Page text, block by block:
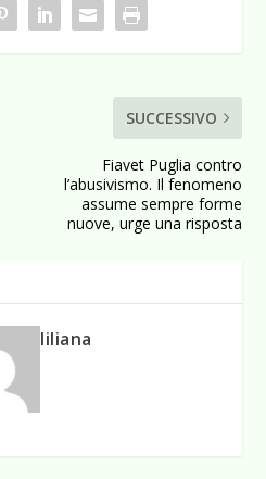
SUCCESSIVO
Fiavet Puglia contro
l’abusivismo. Il fenomeno
assume sempre forme
nuove, urge una risposta
liliana